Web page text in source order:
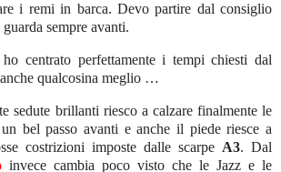
i remi in barca. Devo partire dal consiglio
sempre avanti.
centrato perfettamente i tempi chiesti dal
qualcosina meglio …
sedute brillanti riesco a calzare finalmente le
bel passo avanti e anche il piede riesce a
costrizioni imposte dalle scarpe A3. Dal
invece cambia poco visto che le Jazz e le